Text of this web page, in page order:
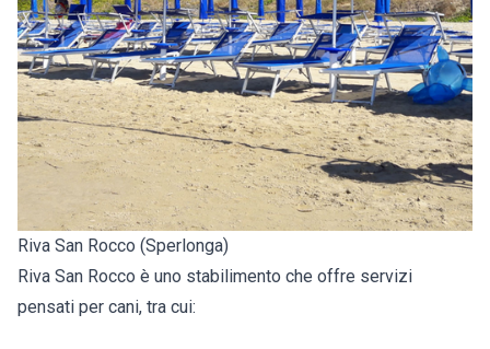
Riva San Rocco (Sperlonga)
Riva San Rocco è uno stabilimento che offre servizi
pensati per cani, tra cui: